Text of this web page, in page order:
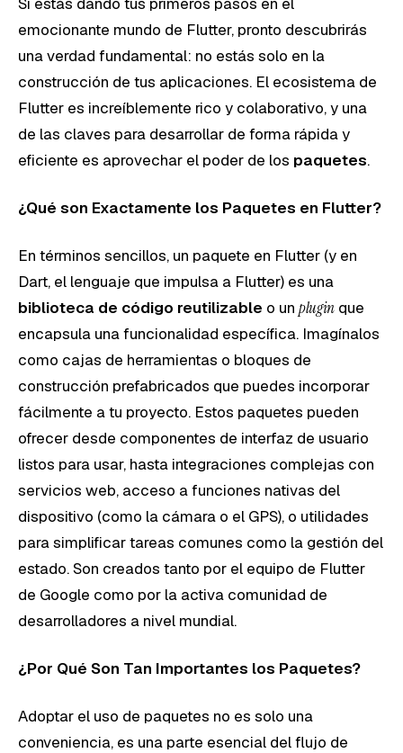
emocionante mundo de Flutter, pronto descubrirás
una verdad fundamental: no estás solo en la
construcción de tus aplicaciones. El ecosistema de
Flutter es increíblemente rico y colaborativo, y una
de las claves para desarrollar de forma rápida y
eficiente es aprovechar el poder de los paquetes.
¿Qué son Exactamente los Paquetes en Flutter?
En términos sencillos, un paquete en Flutter (y en
Dart, el lenguaje que impulsa a Flutter) es una
biblioteca de código reutilizable o un pluginque
encapsula una funcionalidad específica. Imagínalos
como cajas de herramientas o bloques de
construcción prefabricados que puedes incorporar
fácilmente a tu proyecto. Estos paquetes pueden
ofrecer desde componentes de interfaz de usuario
listos para usar, hasta integraciones complejas con
servicios web, acceso a funciones nativas del
dispositivo (como la cámara o el GPS), o utilidades
para simplificar tareas comunes como la gestión del
estado. Son creados tanto por el equipo de Flutter
de Google como por la activa comunidad de
desarrolladores a nivel mundial.
¿Por Qué Son Tan Importantes los Paquetes?
Adoptar el uso de paquetes no es solo una
conveniencia, es una parte esencial del flujo de